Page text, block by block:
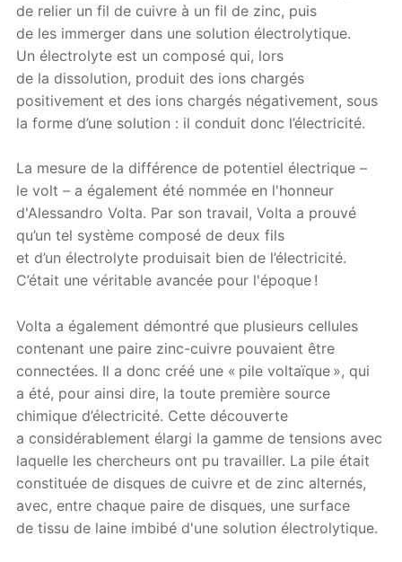
de relier un fil de cuivre à un fil de zinc, puis
de les immerger dans une solution électrolytique.
Un électrolyte est un composé qui, lors
de la dissolution, produit des ions chargés
positivement et des ions chargés négativement, sous
la forme d’une solution : il conduit donc l’électricité.
La mesure de la différence de potentiel électrique –
le volt – a également été nommée en l'honneur
d'Alessandro Volta. Par son travail, Volta a prouvé
qu’un tel système composé de deux fils
et d’un électrolyte produisait bien de l’électricité.
C’était une véritable avancée pour l'époque !
Volta a également démontré que plusieurs cellules
contenant une paire zinc-cuivre pouvaient être
connectées. Il a donc créé une « pile voltaïque », qui
a été, pour ainsi dire, la toute première source
chimique d’électricité. Cette découverte
a considérablement élargi la gamme de tensions avec
laquelle les chercheurs ont pu travailler. La pile était
constituée de disques de cuivre et de zinc alternés,
avec, entre chaque paire de disques, une surface
de tissu de laine imbibé d'une solution électrolytique.